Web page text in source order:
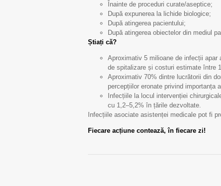
Înainte de proceduri curate/aseptice;
După expunerea la lichide biologice;
După atingerea pacientului;
După atingerea obiectelor din mediul
Știați că?
Aproximativ 5 milioane de infecții apar
de spitalizare și costuri estimate între
Aproximativ 70% dintre lucrătorii din
percepțiilor eronate privind importanța
Infecțiile la locul intervenției
cu 1,2–5,2% în țările dezvoltate.
Infecțiile asociate asistenței medicale pot fi
Fiecare acțiune contează, în fiecare zi!